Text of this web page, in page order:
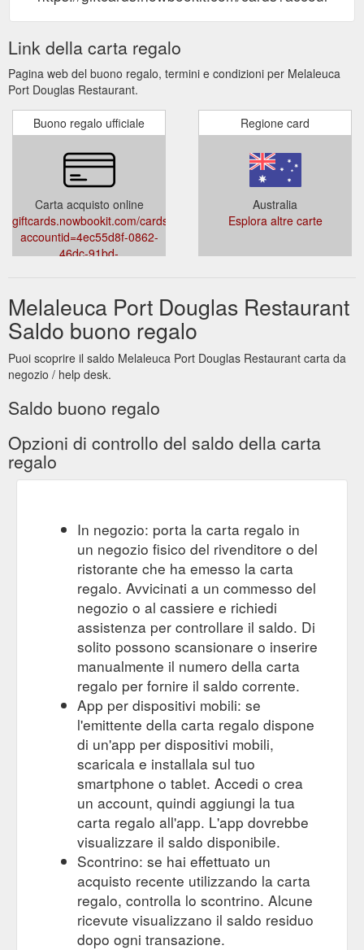
Link della carta regalo
Pagina web del buono regalo, termini e condizioni per Melaleuca
Port Douglas Restaurant.
Buono regalo ufficiale
Carta acquisto online
giftcards.nowbookit.com/cards?
accountid=4ec55d8f-0862-
46dc-91bd-
Regione card
Australia
Esplora altre carte
Melaleuca Port Douglas Restaurant
Saldo buono regalo
Puoi scoprire il saldo Melaleuca Port Douglas Restaurant carta da
negozio / help desk.
Saldo buono regalo
Opzioni di controllo del saldo della carta
regalo
In negozio: porta la carta regalo in
un negozio fisico del rivenditore o del
ristorante che ha emesso la carta
regalo. Avvicinati a un commesso del
negozio o al cassiere e richiedi
assistenza per controllare il saldo. Di
solito possono scansionare o inserire
manualmente il numero della carta
regalo per fornire il saldo corrente.
App per dispositivi mobili: se
l'emittente della carta regalo dispone
di un'app per dispositivi mobili,
scaricala e installala sul tuo
smartphone o tablet. Accedi o crea
un account, quindi aggiungi la tua
carta regalo all'app. L'app dovrebbe
visualizzare il saldo disponibile.
Scontrino: se hai effettuato un
acquisto recente utilizzando la carta
regalo, controlla lo scontrino. Alcune
ricevute visualizzano il saldo residuo
dopo ogni transazione.